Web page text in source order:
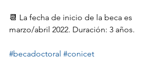
📆 La fecha de inicio de la beca es
marzo/abril 2022. Duración: 3 años.
#becadoctoral #conicet